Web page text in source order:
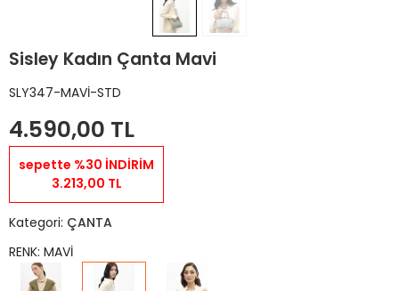
Sisley Kadın Çanta Mavi
SLY347-MAVİ-STD
4.590,00 TL
sepette %30 İNDİRİM
3.213,00 TL
Kategori: ÇANTA
RENK: MAVİ